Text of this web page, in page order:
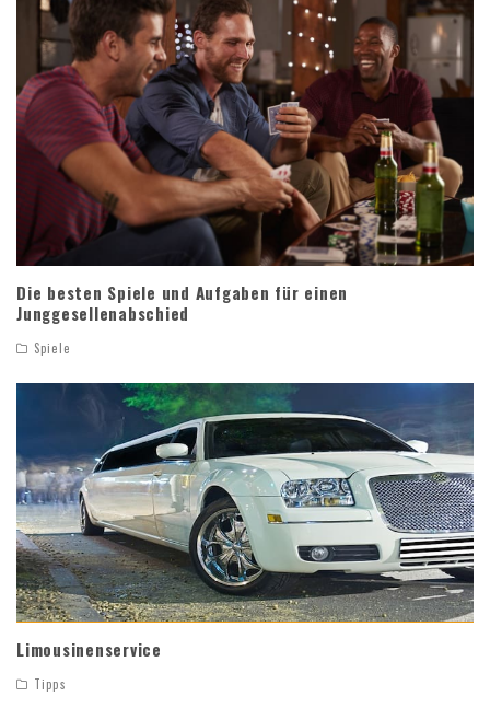
Die besten Spiele und Aufgaben für einen
Junggesellenabschied
Spiele
Limousinenservice
Tipps